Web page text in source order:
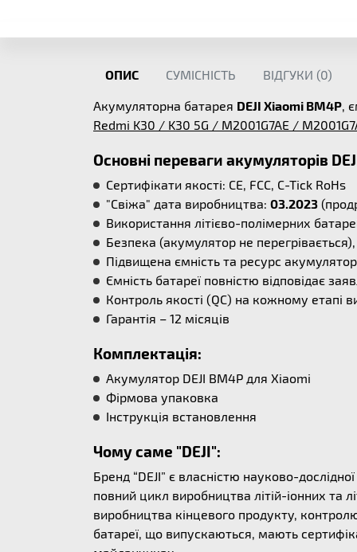
ОПИС СУМІСНІСТЬ ВІДГУКИ (0)
Акумуляторна батарея DEJI Xiaomi BM4P,
Redmi K30 / K30 5G / M2001G7AE /
Основні переваги акумуляторів
Сертифікати якості: CE, FCC, C-Tick RoHs
"Свіжа" дата виробництва: 03.2023
Використання літієво-полімерних
Безпека (акумулятор не перегрівається),
Підвищена ємність та ресурс
Ємність батареї повністю відповідає
Контроль якості (QC) на кожному етапі
Гарантія – 12 місяців
Комплектація:
Акумулятор DEJI BM4P для Xiaomi
Фірмова упаковка
Інструкція встановлення
Чому саме "DEJI":
Бренд “DEJI” є власністю науково-
повний цикл виробництва літій-іонних та
виробництва кінцевого продукту,
батареї, що випускаються, мають